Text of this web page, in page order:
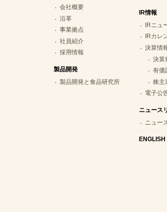
会社概要
沿革
事業拠点
社員紹介
採用情報
製品開発
製品開発と食品研究所
IR情報
IRニュ
IRカレ
決算情
決算
有価
株主
電子公
ニュース
ニュー
ENGLISH